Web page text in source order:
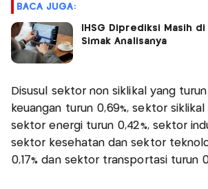
BACA JUGA:
IHSG Diprediksi Masih
Simak Analisanya
Disusul sektor non siklikal yang
keuangan turun 0,69%, sektor siklikal
sektor energi turun 0,42%, sektor
sektor kesehatan dan sektor
0,17% dan sektor transportasi turun